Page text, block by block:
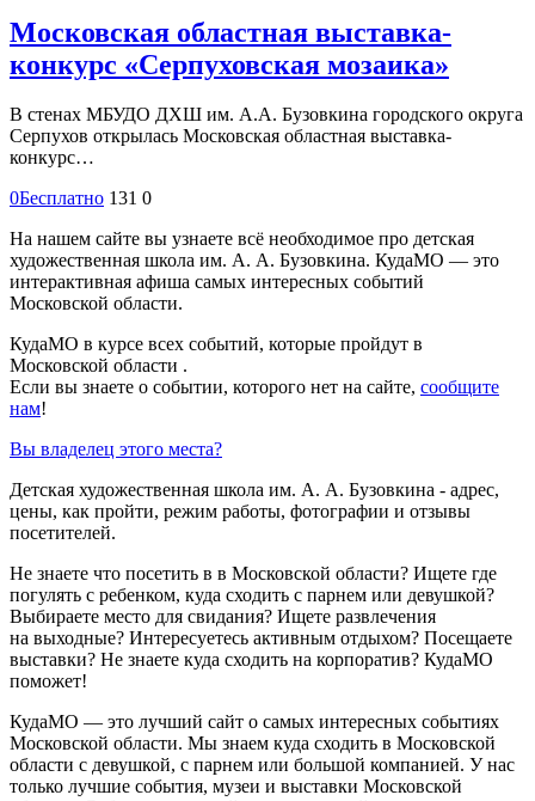
Московская областная выставка-
конкурс «Серпуховская мозаика»
В стенах МБУДО ДХШ им. А.А. Бузовкина городского округа
Серпухов открылась Московская областная выставка-
конкурс…
0Бесплатно 131 0
На нашем сайте вы узнаете всё необходимое про детская
художественная школа им. А. А. Бузовкина. КудаМО — это
интерактивная афиша самых интересных событий
Московской области.
КудаМО в курсе всех событий, которые пройдут в
Московской области .
Если вы знаете о событии, которого нет на сайте, сообщите
нам!
Вы владелец этого места?
Детская художественная школа им. А. А. Бузовкина - адрес,
цены, как пройти, режим работы, фотографии и отзывы
посетителей.
Не знаете что посетить в в Московской области? Ищете где
погулять с ребенком, куда сходить с парнем или девушкой?
Выбираете место для свидания? Ищете развлечения
на выходные? Интересуетесь активным отдыхом? Посещаете
выставки? Не знаете куда сходить на корпоратив? КудаМО
поможет!
КудаМО — это лучший сайт о самых интересных событиях
Московской области. Мы знаем куда сходить в Московской
области с девушкой, с парнем или большой компанией. У нас
только лучшие события, музеи и выставки Московской